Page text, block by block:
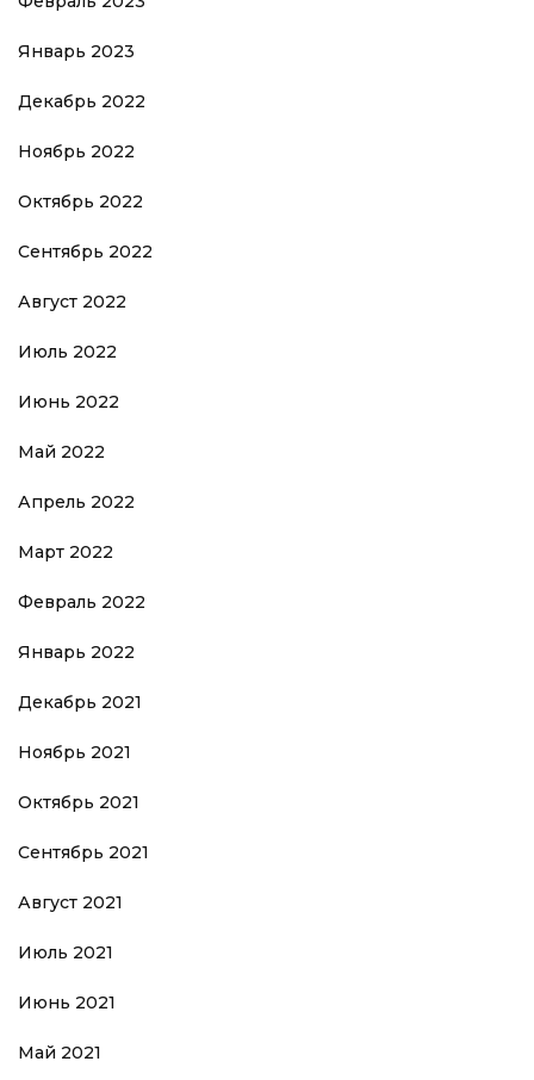
Январь 2023
Декабрь 2022
Ноябрь 2022
Октябрь 2022
Сентябрь 2022
Август 2022
Июль 2022
Июнь 2022
Май 2022
Апрель 2022
Март 2022
Февраль 2022
Январь 2022
Декабрь 2021
Ноябрь 2021
Октябрь 2021
Сентябрь 2021
Август 2021
Июль 2021
Июнь 2021
Май 2021